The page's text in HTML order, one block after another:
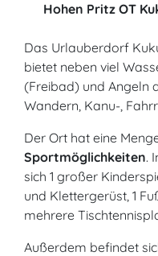
Hohen Pritz OT
Das Urlauberdorf
bietet neben viel
(Freibad) und Angeln
Wandern, Kanu-,
Der Ort hat eine
Sportmöglichkeiten.
sich 1 großer
und Klettergerüst, 1
mehrere
Außerdem befindet